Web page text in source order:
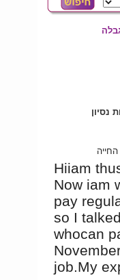
Hiiam
Now iam
pay
so I
whocan
job.My